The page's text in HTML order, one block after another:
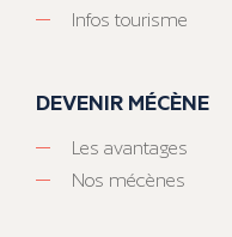
Infos tourisme
DEVENIR MÉCÈNE
Les avantages
Nos mécènes